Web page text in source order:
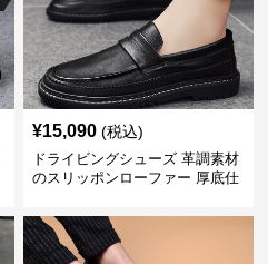
¥15,090 (税込)
ドライビングシューズ 革調素材
のスリッポンローファー 厚底仕